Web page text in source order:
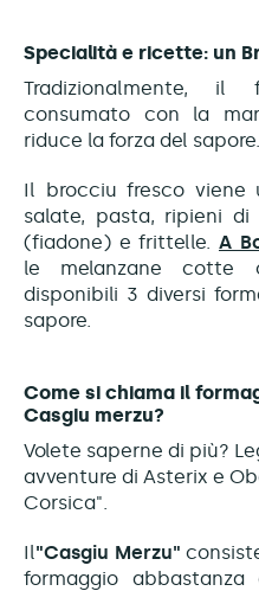
Specialità e ricette: un
Tradizionalmente, il
consumato con la
riduce la forza del sapore.
Il brocciu fresco
salate, pasta, ripieni di
(fiadone) e frittelle. A
le melanzane cotte
disponibili 3 diversi
sapore.
Come si chiama il
Casgiu merzu?
Volete saperne di più?
avventure di Asterix e
Corsica".
Il"Casgiu Merzu"
formaggio